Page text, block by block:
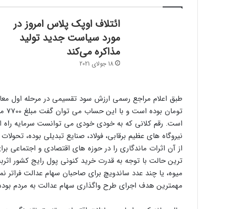
ائتلاف اوپک پلاس امروز در
مورد سیاست جدید تولید
مذاکره می‌کند
18 جولای 2021
است. رقم کلانی که به خودی خودی می توانست سرمایه
نیروگاه های عظیم برقابی، فولاد، صنایع تبدیلی بوده،
از آن اثرات ماندگاری را در حوزه های اقتصادی و اجتماعی
میوه، یا چند عدد ساندویچ برای صاحبان سهام عدالت فراتر
مهمترین هدف اجرای طرح واگذاری سهام عدالت به مردم